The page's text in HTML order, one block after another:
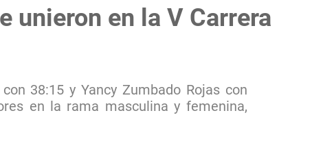
unieron en la V Carrera
38:15 y Yancy Zumbado Rojas con
en la rama masculina y femenina,